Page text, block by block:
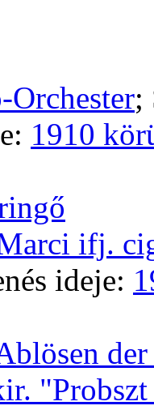
Orchester;
1910
ifj.
ideje: